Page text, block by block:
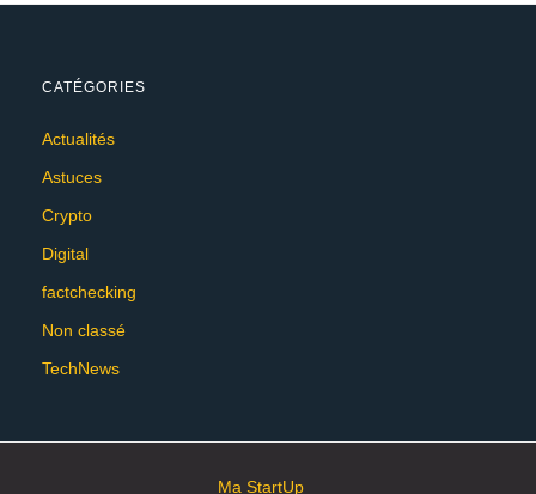
CATÉGORIES
Actualités
Astuces
Crypto
Digital
factchecking
Non classé
TechNews
Ma StartUp